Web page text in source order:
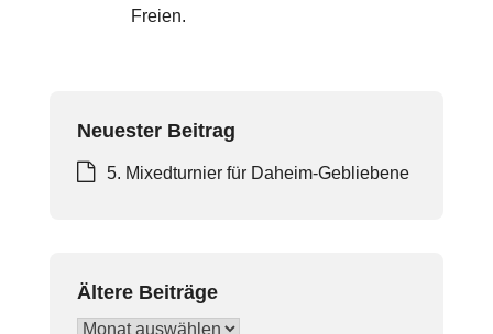
Freien.
Neuester Beitrag
5. Mixedturnier für Daheim-Gebliebene
Ältere Beiträge